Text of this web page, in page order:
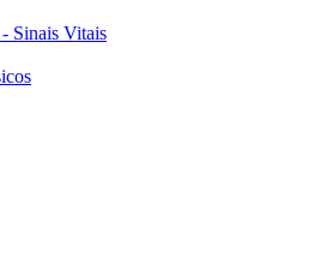
Sinais Vitais